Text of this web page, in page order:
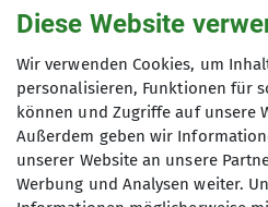
Diese Website
Wir verwenden Cookies, um
personalisieren, Funktionen für
können und Zugriffe auf unsere
Außerdem geben wir
unserer Website an unsere
Werbung und Analysen weiter.